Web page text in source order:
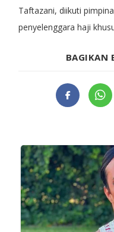
Taftazani, diikuti
penyelenggara haji
BAGIKAN